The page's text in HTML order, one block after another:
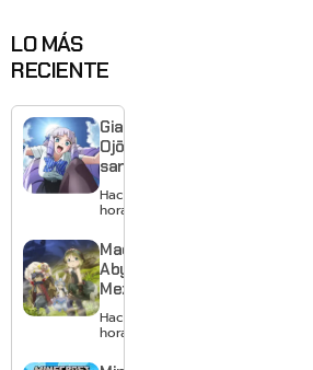
LO MÁS
RECIENTE
Giant
Ojō-
sama
revela
visual y
estreno
para
enero de
Hace 2
horas
Made in
Abyss:
Mezameru
Shinpi
revela
Hace 4
horas